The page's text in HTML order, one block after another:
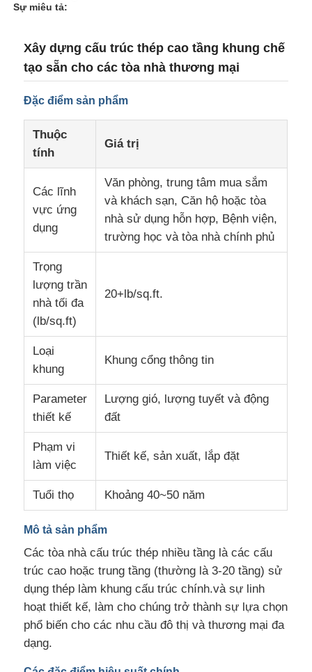
Trang chủ
Về chúng tôi
Tham quan nhà máy
Kiểm soát chất lượng
Liên hệ
Tin tức
Các vụ án
Blog
Yêu cầu báo giá
Sự miêu tả:
Xây dựng cấu trúc thép cao tầng khung chế
tạo sẵn cho các tòa nhà thương mại
Đặc điểm sản phẩm
Thuộc
tính
Giá trị
Các lĩnh
vực ứng
dụng
Văn phòng, trung tâm mua sắm
và khách sạn, Căn hộ hoặc tòa
nhà sử dụng hỗn hợp, Bệnh viện,
trường học và tòa nhà chính phủ
Trọng
lượng trần
nhà tối đa
(lb/sq.ft)
20+lb/sq.ft.
Loại
khung
Khung cổng thông tin
Parameter
thiết kế
Lượng gió, lượng tuyết và động
đất
Phạm vi
làm việc
Thiết kế, sản xuất, lắp đặt
Tuổi thọ Khoảng 40~50 năm
Mô tả sản phẩm
Các tòa nhà cấu trúc thép nhiều tầng là các cấu
trúc cao hoặc trung tầng (thường là 3-20 tầng) sử
dụng thép làm khung cấu trúc chính.và sự linh
hoạt thiết kế, làm cho chúng trở thành sự lựa chọn
phổ biến cho các nhu cầu đô thị và thương mại đa
dạng.